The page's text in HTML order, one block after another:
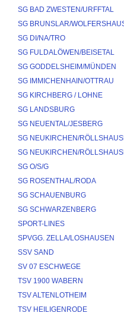
SG BAD ZWESTEN/URFFTAL
SG BRUNSLAR/
SG DI/NA/TRO
SG FULDALÖWEN/BEISETAL
SG GODDELSHEIM/MÜNDEN
SG IMMICHENHAIN/OTTRAU
SG KIRCHBERG / LOHNE
SG LANDSBURG
SG NEUENTAL/JESBERG
SG NEUKIRCHEN/
SG NEUKIRCHEN/
SG O/S/G
SG ROSENTHAL/RODA
SG SCHAUENBURG
SG SCHWARZENBERG
SPORT-LINES
SPVGG. ZELLA/LOSHAUSEN
SSV SAND
SV 07 ESCHWEGE
TSV 1900 WABERN
TSV ALTENLOTHEIM
TSV HEILIGENRODE